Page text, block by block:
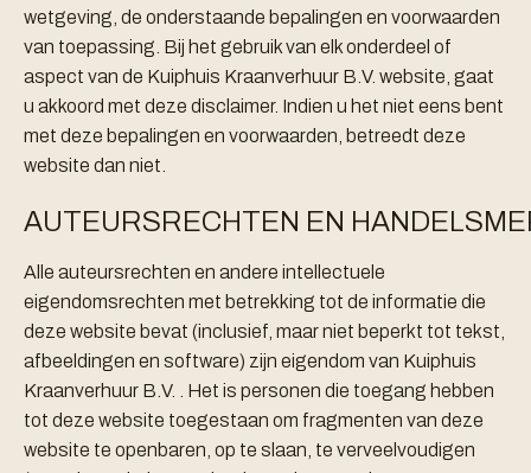
wetgeving, de onderstaande bepalingen en voorwaarden
van toepassing. Bij het gebruik van elk onderdeel of
aspect van de Kuiphuis Kraanverhuur B.V. website, gaat
u akkoord met deze disclaimer. Indien u het niet eens bent
met deze bepalingen en voorwaarden, betreedt deze
website dan niet.
AUTEURSRECHTEN EN
Alle auteursrechten en andere intellectuele
eigendomsrechten met betrekking tot de informatie die
deze website bevat (inclusief, maar niet beperkt tot tekst,
afbeeldingen en software) zijn eigendom van Kuiphuis
Kraanverhuur B.V. . Het is personen die toegang hebben
tot deze website toegestaan om fragmenten van deze
website te openbaren, op te slaan, te verveelvoudigen